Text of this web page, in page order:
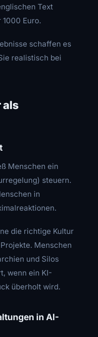
Text
Euro.
schaffen es
realistisch bei
als
Menschen ein
steuern.
in
die richtige Kultur
Menschen
und Silos
wenn ein KI-
überholt wird.
in AI-